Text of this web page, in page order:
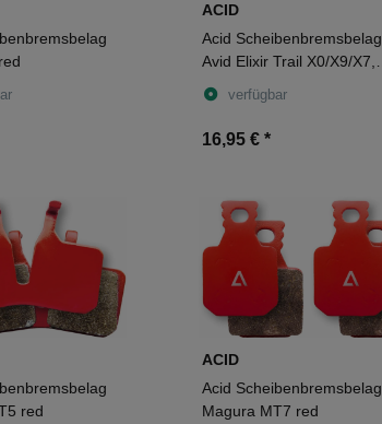
ACID
Acid Scheibenbremsbelag
Avid Elixir Trail X0/X9/X7,
SRAM Guide R blue
verfügbar
16,95 € *
red
ACID
Acid Scheibenbremsbelag
Magura MT7 red